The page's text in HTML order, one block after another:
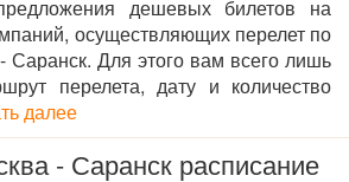
дешевых билетов на
осуществляющих перелет по
Саранск. Для этого вам всего лишь
перелета, дату и количество
далее
- Саранск расписание